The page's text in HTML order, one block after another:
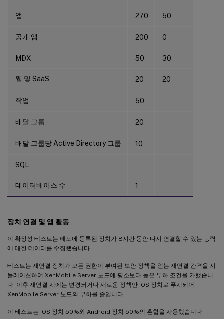
앱 270 50
공개 앱 200 0
MDX 50 30
웹 및 SaaS 20 20
작업 50
배달 그룹 20
배달 그룹당 Active Directory 그룹 10
SQL
데이터베이스 수 1
장치 연결 및 앱 활동
이 확장성 테스트는 배포에 등록된 장치가 8시간 동안 다시 연결할 수 있는 능력
에 대한 데이터를 수집했습니다.
테스트는 재연결 장치가 모든 권한이 부여된 보안 정책을 얻는 재연결 간격을 시
뮬레이션하여 XenMobile Server 노드에 평소보다 높은 부하 조건을 가했습니
다. 이후 재연결 시에는 변경되거나 새로운 정책만 iOS 장치로 푸시되어
XenMobile Server 노드의 부하를 줄입니다.
이 테스트는 iOS 장치 50%와 Android 장치 50%의 혼합을 사용했습니다.